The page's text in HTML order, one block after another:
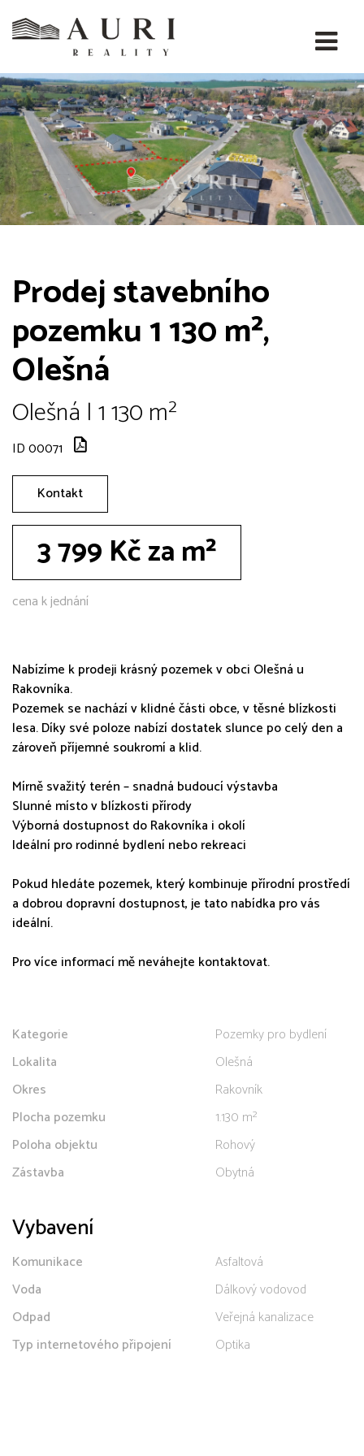
Prodej stavebního
pozemku 1 130 m²,
Olešná
Olešná | 1 130 m²
ID 00071
Kontakt
3 799 Kč za m²
cena k jednání
Nabízíme k prodeji krásný pozemek v obci Olešná u
Rakovníka.
Pozemek se nachází v klidné části obce, v těsné blízkosti
lesa. Díky své poloze nabízí dostatek slunce po celý den a
zároveň příjemné soukromí a klid.
Mírně svažitý terén – snadná budoucí výstavba
Slunné místo v blízkosti přírody
Výborná dostupnost do Rakovníka i okolí
Ideální pro rodinné bydlení nebo rekreaci
Pokud hledáte pozemek, který kombinuje přírodní prostředí
a dobrou dopravní dostupnost, je tato nabídka pro vás
ideální.
Pro více informací mě neváhejte kontaktovat.
Kategorie
Pozemky pro bydlení
Lokalita
Olešná
Okres
Rakovník
Plocha pozemku
1.130 m²
Poloha objektu
Rohový
Zástavba
Obytná
Vybavení
Komunikace
Asfaltová
Voda
Dálkový vodovod
Odpad
Veřejná kanalizace
Typ internetového připojení
Optika